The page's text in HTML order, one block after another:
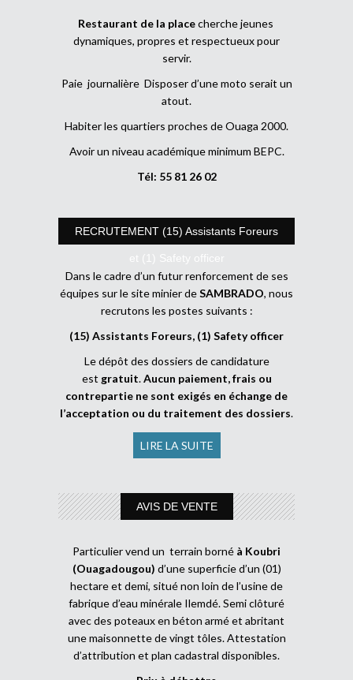
Restaurant de la placecherche jeunes
dynamiques, propres et respectueux pour
servir.
Paie journalière Disposer d’une moto serait un
atout.
Habiter les quartiers proches de Ouaga 2000.
Avoir un niveau académique minimum BEPC.
Tél: 55 81 26 02
RECRUTEMENT (15) Assistants Foreurs
et (1) Safety officer
Dans le cadre d’un futur renforcement de ses
équipes sur le site minier deSAMBRADO, nous
recrutons les postes suivants :
(15) Assistants Foreurs, (1) Safety officer
Le dépôt des dossiers de candidature
est gratuit.Aucun paiement, frais ou
contrepartie ne sont exigés en échange de
l’acceptation ou du traitement des dossiers.
LIRE LA SUITE
AVIS DE VENTE
Particulier vend un terrain borné à Koubri
(Ouagadougou) d’une superficie d’un (01)
hectare et demi, situé non loin de l’usine de
fabrique d’eau minérale Ilemdé. Semi clôturé
avec des poteaux en béton armé et abritant
une maisonnette de vingt tôles. Attestation
d’attribution et plan cadastral disponibles.